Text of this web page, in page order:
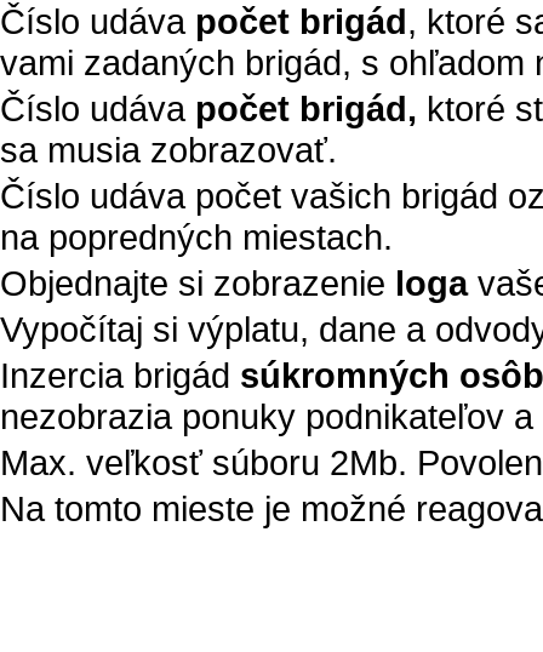
Číslo udáva počet brigád, ktoré
vami zadaných brigád, s ohľadom
Číslo udáva počet brigád, ktoré
sa musia zobrazovať.
Číslo udáva počet vašich brigád
na popredných miestach.
Objednajte si zobrazenie loga
Vypočítaj si výplatu, dane a
Inzercia brigád súkromných osôb
nezobrazia ponuky podnikateľov
Max. veľkosť súboru 2Mb.
Na tomto mieste je možné